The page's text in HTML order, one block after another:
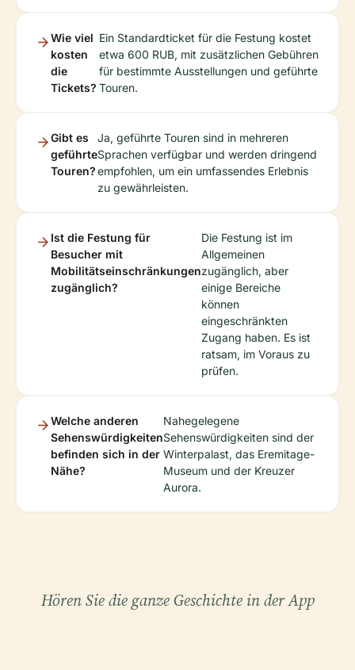
Wie viel
kosten
die
Tickets?
Ein Standardticket für die Festung kostet
etwa 600 RUB, mit zusätzlichen Gebühren
für bestimmte Ausstellungen und geführte
Touren.
Gibt es
geführte
Touren?
Ja, geführte Touren sind in mehreren
Sprachen verfügbar und werden dringend
empfohlen, um ein umfassendes Erlebnis
zu gewährleisten.
Ist die Festung für
Besucher mit
Mobilitätseinschränkungen
zugänglich?
Die Festung ist im
Allgemeinen
zugänglich, aber
einige Bereiche
können
eingeschränkten
Zugang haben. Es ist
ratsam, im Voraus zu
prüfen.
Welche anderen
Sehenswürdigkeiten
befinden sich in der
Nähe?
Nahegelegene
Sehenswürdigkeiten sind der
Winterpalast, das Eremitage-
Museum und der Kreuzer
Aurora.
Hören Sie die ganze Geschichte in der App